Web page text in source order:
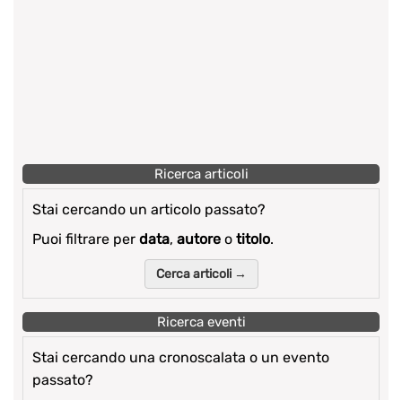
Ricerca articoli
Stai cercando un articolo passato?
Puoi filtrare per data, autore o titolo.
Cerca articoli →
Ricerca eventi
Stai cercando una cronoscalata o un evento
passato?